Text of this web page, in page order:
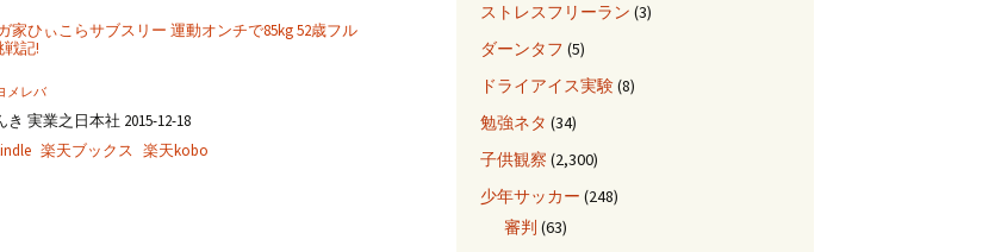
家ひぃこらサブスリー 運動オンチで85kg 52歳フル
戦記!
メレバ
実業之日本社 2015-12-18
楽天ブックス 楽天kobo
ストレスフリーラン (3)
ダーンタフ (5)
ドライアイス実験(8)
勉強ネタ (34)
子供観察 (2,300)
少年サッカー (248)
審判 (63)